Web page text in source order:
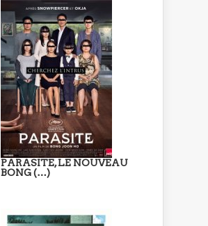
PARASITE, LE NOUVEAU
BONG (…)